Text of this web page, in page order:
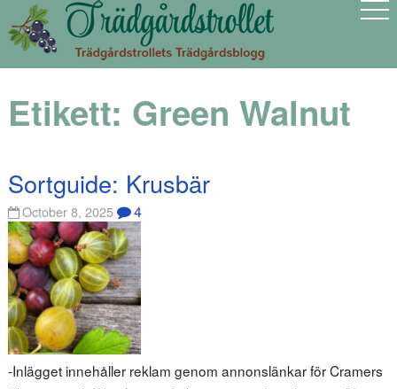
Etikett: Green Walnut
Sortguide: Krusbär
October 8, 2025 4
-Inlägget innehåller reklam genom annonslänkar för Cramers